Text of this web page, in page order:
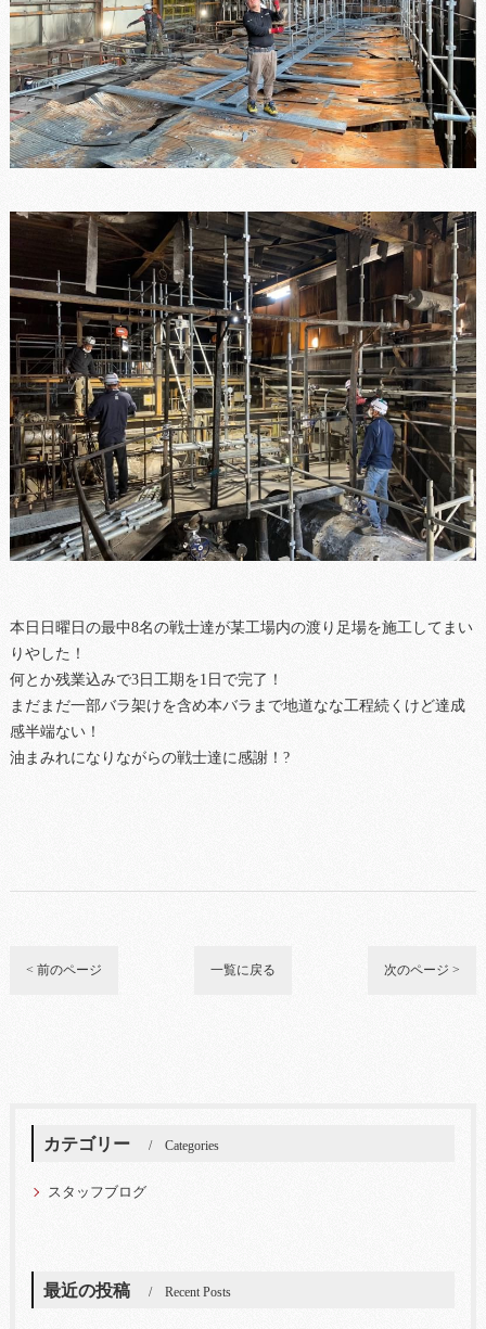
本日日曜日の最中8名の戦士達が某工場内の渡り足場を施工してまい
りやした！
何とか残業込みで3日工期を1日で完了！
まだまだ一部バラ架けを含め本バラまで地道なな工程続くけど達成
感半端ない！
油まみれになりながらの戦士達に感謝！?
< 前のページ 一覧に戻る 次のページ >
カテゴリー Categories
スタッフブログ
最近の投稿 Recent Posts